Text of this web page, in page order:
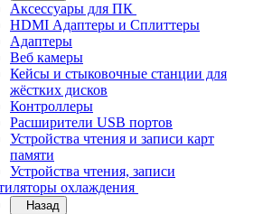
Аксессуары для ПК
HDMI Адаптеры и Сплиттеры
Адаптеры
Веб камеры
Кейсы и стыковочные станции для
жёстких дисков
Контроллеры
Расширители USB портов
Устройства чтения и записи карт
памяти
Устройства чтения, записи
охлаждения
Назад